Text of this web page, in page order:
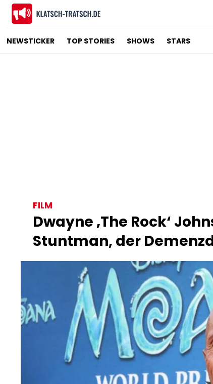
NEWSTICKER TOP STORIES SHOWS STARS
FILM
Dwayne ‚The Rock‘
Stuntman, der